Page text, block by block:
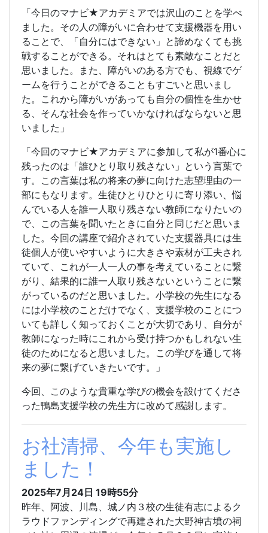
「今日のマナビ★アカデミアでは沢山のことを学べ
ました。その人の障がいに合わせて支援機器を用い
ることで、「自分にはできない」と諦めなくても挑
戦することができる。それはとても素敵なことだと
思いました。また、障がいのある方でも、視線でゲ
ームを行うことができることもすごいと思いまし
た。これから障がいがあっても自分の個性を生かせ
る、そんな社会を作っていかなければならないと思
いました」
「今回のマナビ★アカデミアに参加して私が1番心に
残ったのは「誰ひとり取り残さない」という言葉で
す。この言葉は私の将来の夢に向けた志望理由の一
部にもなります。生徒ひとりひとりに寄り添い、悩
んでいる人を誰一人取り残さない教師になりたいの
で、この言葉を聞いたときに自分と同じだと思いま
した。今回の講座で紹介されていた支援器具には生
徒個人が使いやすいように大きさや素材が工夫され
ていて、これが一人一人の事を考えていることに繋
がり、結果的に誰一人取り残さないということに繋
がっているのだと思いました。小学校の先生になる
には小学校のことだけでなく、支援学校のことにつ
いても詳しく知っておくことが大切であり、自分が
教師になった時にこれから受け持つかもしれない生
徒のためになると思いました。この学びを通して将
来の夢に繋げていきたいです。」
今回、このような貴重な学びの機会を設けてくださ
った鴨島支援学校の先生方に改めて感謝します。
お社清掃、今年も実施し
ました！
2025年7月24日 19時55分
昨年、阿波、川島、城ノ内３校の生徒有志によるク
ラウドファンディングで再建された大野神古墳の祠